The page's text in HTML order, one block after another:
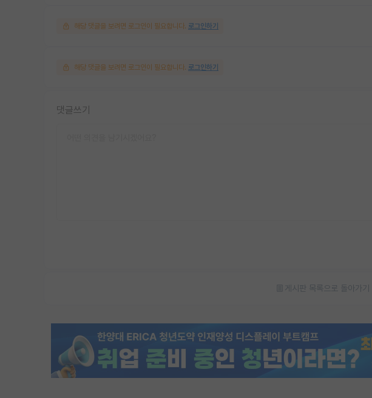
해당 댓글을 보려면 로그인이 필요합니다. 로그인하기
해당 댓글을 보려면 로그인이 필요합니다. 로그인하기
댓글쓰기
게시판 목록으로 돌아가기